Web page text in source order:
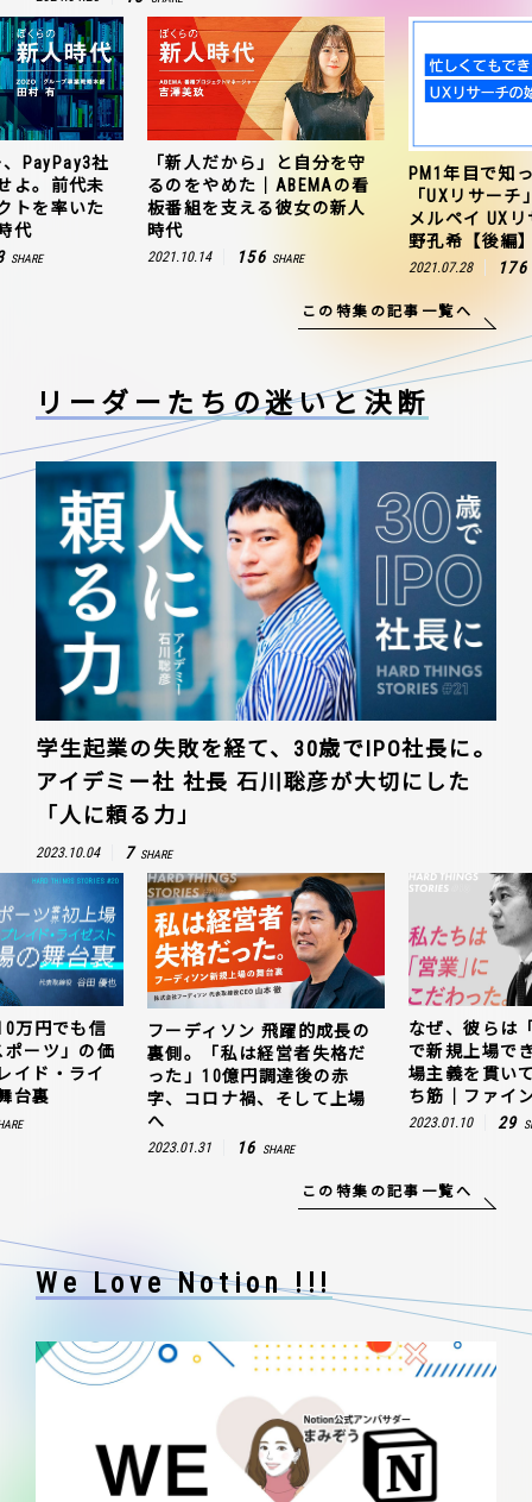
PayPay3社
よ。前代未
トを率いた
代
SHARE
「新人だから」と自分を守
るのをやめた｜ABEMAの看
板番組を支える彼女の新人
時代
2021.10.14 156 SHARE
PM1年目で知
「UXリサー
メルペイ UX
野孔希【後編
2021.07.28 176
この特集の記事一覧へ
リーダーたちの迷いと決断
学生起業の失敗を経て、30歳でIPO社長に。
アイデミー社 社長 石川聡彦が大切にした
「人に頼る力」
2023.10.04 7 SHARE
万円でも信
ーツ」の価
イド・ライ
台裏
フーディソン 飛躍的成長の
裏側。「私は経営者失格だ
った」10億円調達後の赤
字、コロナ禍、そして上場
へ
2023.01.31 16 SHARE
なぜ、彼らは
で新規上場で
場主義を貫い
ち筋｜ファイ
2023.01.10 29
この特集の記事一覧へ
We Love Notion !!!